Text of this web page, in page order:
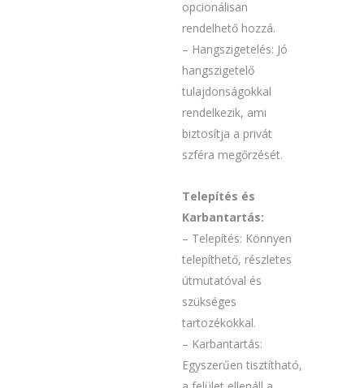
opcionálisan
rendelhető hozzá.
– Hangszigetelés: Jó
hangszigetelő
tulajdonságokkal
rendelkezik, ami
biztosítja a privát
szféra megőrzését.
Telepítés és
Karbantartás:
– Telepítés: Könnyen
telepíthető, részletes
útmutatóval és
szükséges
tartozékokkal.
– Karbantartás:
Egyszerűen tisztítható,